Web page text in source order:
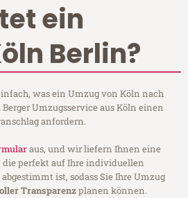
ein
Berlin?
was ein Umzug von Köln nach
Umzugsservice aus Köln einen
anfordern.
aus, und wir liefern Ihnen eine
die perfekt auf Ihre individuellen
ist, sodass Sie Ihre Umzug
Transparenzplanen können.